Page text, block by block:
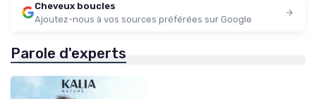
Cheveux boucles
Ajoutez-nous à vos sources préférées sur Google
Parole d'experts